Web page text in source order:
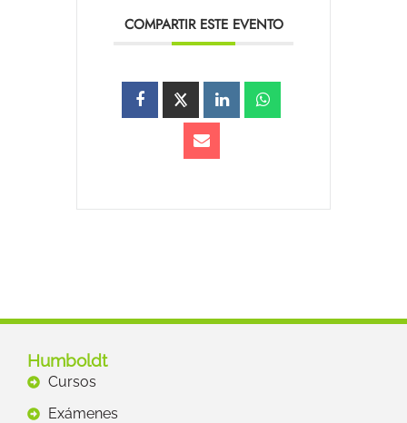
COMPARTIR ESTE EVENTO
Humboldt
Cursos
Exámenes